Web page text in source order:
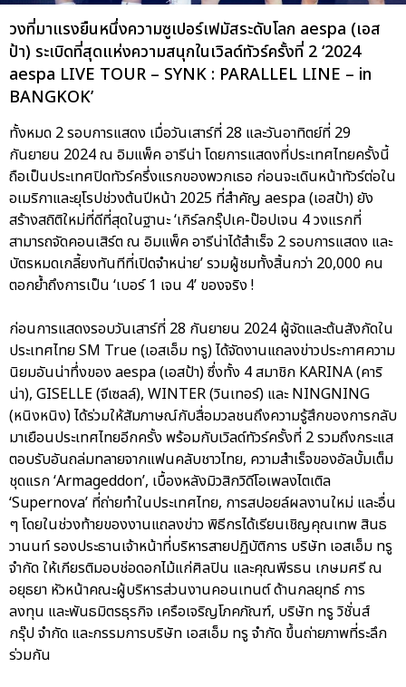
วงที่มาแรงยืนหนึ่งความซูเปอร์เฟมัสระดับโลก aespa (เอส
ป้า) ระเบิดที่สุดแห่งความสนุกในเวิลด์ทัวร์ครั้งที่ 2 ‘2024
aespa LIVE TOUR – SYNK : PARALLEL LINE – in
BANGKOK’
ทั้งหมด 2 รอบการแสดง เมื่อวันเสาร์ที่ 28 และวันอาทิตย์ที่ 29
กันยายน 2024 ณ อิมแพ็ค อารีน่า โดยการแสดงที่ประเทศไทยครั้งนี้
ถือเป็นประเทศปิดทัวร์ครึ่งแรกของพวกเธอ ก่อนจะเดินหน้าทัวร์ต่อใน
อเมริกาและยุโรปช่วงต้นปีหน้า 2025 ที่สำคัญ aespa (เอสป้า) ยัง
สร้างสถิติใหม่ที่ดีที่สุดในฐานะ ‘เกิร์ลกรุ๊ปเค-ป๊อปเจน 4 วงแรกที่
สามารถจัดคอนเสิร์ต ณ อิมแพ็ค อารีน่าได้สำเร็จ 2 รอบการแสดง และ
บัตรหมดเกลี้ยงทันทีที่เปิดจำหน่าย’ รวมผู้ชมทั้งสิ้นกว่า 20,000 คน
ตอกย้ำถึงการเป็น ‘เบอร์ 1 เจน 4’ ของจริง !
ก่อนการแสดงรอบวันเสาร์ที่ 28 กันยายน 2024 ผู้จัดและต้นสังกัดใน
ประเทศไทย SM True (เอสเอ็ม ทรู) ได้จัดงานแถลงข่าวประกาศความ
นิยมอันน่าทึ่งของ aespa (เอสป้า) ซึ่งทั้ง 4 สมาชิก KARINA (คาริ
น่า), GISELLE (จีเซลล์), WINTER (วินเทอร์) และ NINGNING
(หนิงหนิง) ได้ร่วมให้สัมภาษณ์กับสื่อมวลชนถึงความรู้สึกของการกลับ
มาเยือนประเทศไทยอีกครั้ง พร้อมกับเวิลด์ทัวร์ครั้งที่ 2 รวมถึงกระแส
ตอบรับอันถล่มทลายจากแฟนคลับชาวไทย, ความสำเร็จของอัลบั้มเต็ม
ชุดแรก ‘Armageddon’, เบื้องหลังมิวสิกวิดีโอเพลงไตเติล
‘Supernova’ ที่ถ่ายทำในประเทศไทย, การสปอยล์ผลงานใหม่ และอื่น
ๆ โดยในช่วงท้ายของงานแถลงข่าว พิธีกรได้เรียนเชิญคุณเทพ สินธ
วานนท์ รองประธานเจ้าหน้าที่บริหารสายปฏิบัติการ บริษัท เอสเอ็ม ทรู
จำกัด ให้เกียรติมอบช่อดอกไม้แก่ศิลปิน และคุณพีรธน เกษมศรี ณ
อยุธยา หัวหน้าคณะผู้บริหารส่วนงานคอนเทนต์ ด้านกลยุทธ์ การ
ลงทุน และพันธมิตรธุรกิจ เครือเจริญโภคภัณฑ์, บริษัท ทรู วิชั่นส์
กรุ๊ป จำกัด และกรรมการบริษัท เอสเอ็ม ทรู จำกัด ขึ้นถ่ายภาพที่ระลึก
ร่วมกัน